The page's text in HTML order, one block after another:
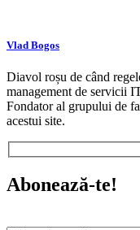
Vlad Bogos
Diavol roșu de când
management de servicii
Fondator al grupului de
acestui site.
Abonează-te!